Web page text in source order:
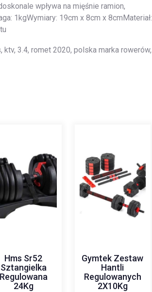
wpływa na mięśnie ramion,
1kgWymiary: 19cm x 8cm x 8cmMateriał:
3.4, romet 2020, polska marka rowerów,
Hms Sr52
Sztangielka
Regulowana
24Kg
Gymtek Zestaw
Hantli
Regulowanych
2X10Kg